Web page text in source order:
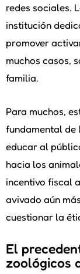
redes sociales.
institución
promover
muchos casos,
familia.
Para muchos,
fundamental de
educar al
hacia los
incentivo fiscal
avivado aún
cuestionar la
El
zoológicos